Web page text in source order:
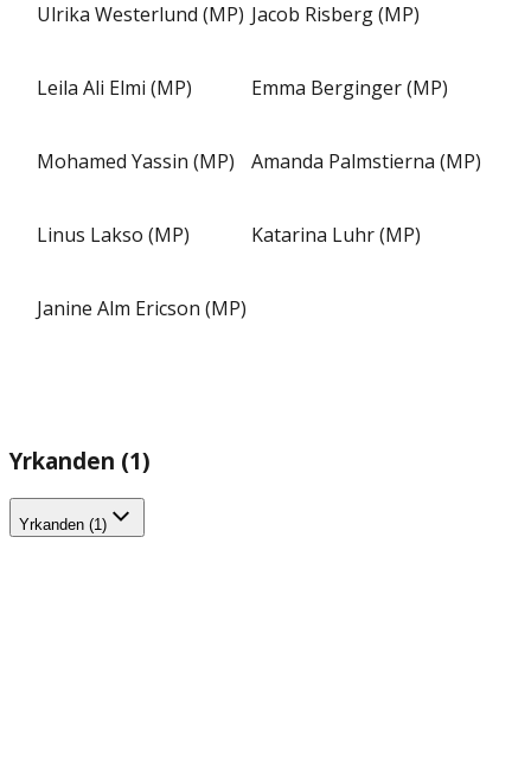
Ulrika Westerlund (MP) Jacob Risberg (MP)
Leila Ali Elmi (MP) Emma Berginger (MP)
Mohamed Yassin (MP) Amanda Palmstierna (MP)
Linus Lakso (MP) Katarina Luhr (MP)
Janine Alm Ericson (MP)
Yrkanden (1)
Yrkanden (1)